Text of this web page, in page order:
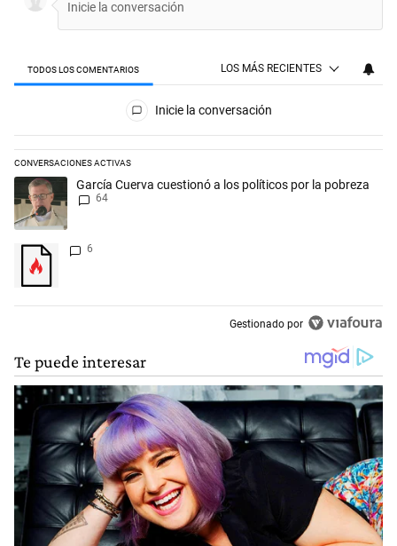
TODOS LOS COMENTARIOS LOS MÁS RECIENTES
Todos los comentarios
Inicie la conversación
CONVERSACIONES ACTIVAS
Este listado muestra los artículos con más comentarios en los
Un artículo de tendencia con el título "García Cuerva cuestionó a los
García Cuerva cuestionó a los políticos por la pobreza
64
Un artículo de tendencia con el título "" con 6 comentarios.
6
Gestionado por